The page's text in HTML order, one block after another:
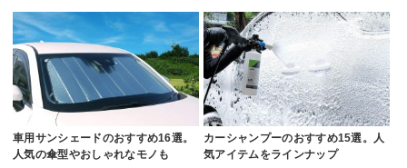
車用サンシェードのおすすめ16選。
人気の傘型やおしゃれなモノも
カーシャンプーのおすすめ15選。人
気アイテムをラインナップ